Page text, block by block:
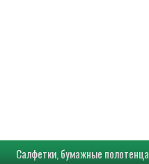
Салфетки, бумажные полотенца